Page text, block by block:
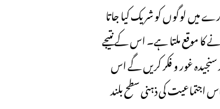
میں لوگوں کو شریک کیا جاتا
کا موقع ملتا ہے۔ اس کے نتیجے
غور و فکر کریں گے اس
کی ذہنی سطح بلند